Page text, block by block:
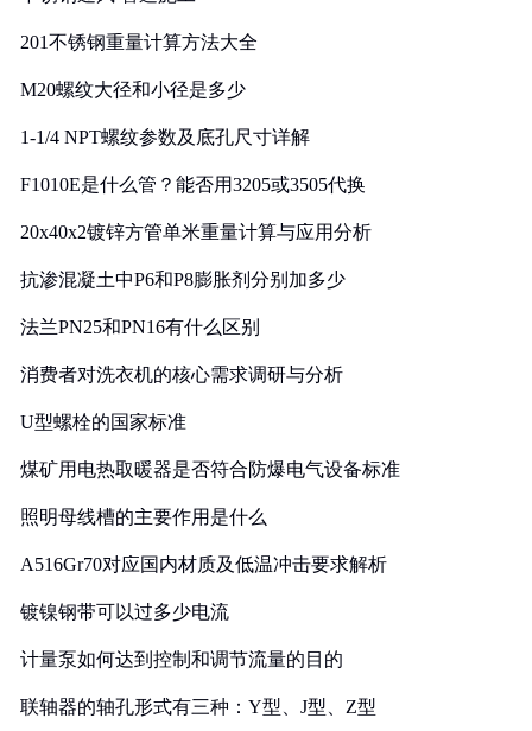
201不锈钢重量计算方法大全
M20螺纹大径和小径是多少
1-1/4 NPT螺纹参数及底孔尺寸详解
F1010E是什么管？能否用3205或3505代换
20x40x2镀锌方管单米重量计算与应用分析
抗渗混凝土中P6和P8膨胀剂分别加多少
法兰PN25和PN16有什么区别
消费者对洗衣机的核心需求调研与分析
U型螺栓的国家标准
煤矿用电热取暖器是否符合防爆电气设备标准
照明母线槽的主要作用是什么
A516Gr70对应国内材质及低温冲击要求解析
镀镍钢带可以过多少电流
计量泵如何达到控制和调节流量的目的
联轴器的轴孔形式有三种：Y型、J型、Z型